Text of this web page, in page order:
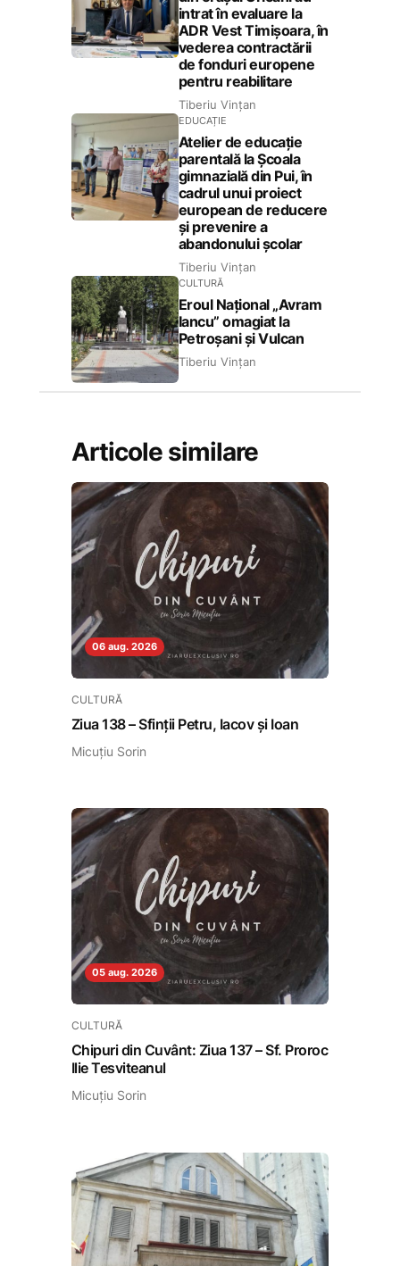
intrat în evaluare la
ADR Vest Timișoara, în
vederea contractării
de fonduri europene
pentru reabilitare
Tiberiu Vințan
EDUCAȚIE
Atelier de educație
parentală la Școala
gimnazială din Pui, în
cadrul unui proiect
european de reducere
și prevenire a
abandonului școlar
Tiberiu Vințan
CULTURĂ
Eroul Național „Avram
Iancu” omagiat la
Petroșani și Vulcan
Tiberiu Vințan
Articole similare
06 aug. 2026
CULTURĂ
Ziua 138 – Sfinții Petru, Iacov și Ioan
Micuțiu Sorin
05 aug. 2026
CULTURĂ
Chipuri din Cuvânt: Ziua 137 – Sf. Proroc
Ilie Tesviteanul
Micuțiu Sorin